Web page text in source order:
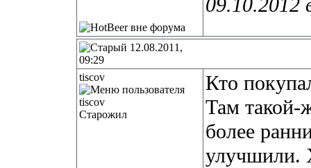
09.10.2012
12.08.2011,
09:29
tiscov
Старожил
Кто
Там такой-
более
улучшили.